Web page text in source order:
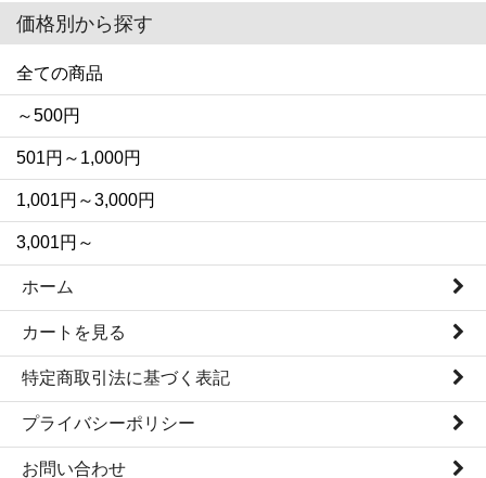
価格別から探す
全ての商品
～500円
501円～1,000円
1,001円～3,000円
3,001円～
ホーム
カートを見る
特定商取引法に基づく表記
プライバシーポリシー
お問い合わせ